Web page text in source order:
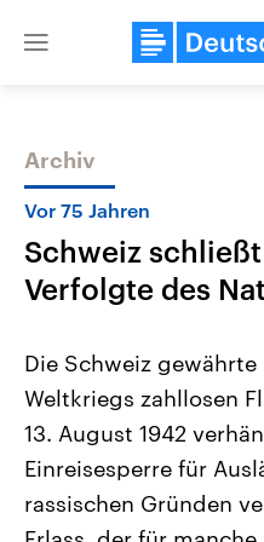
Close
Themen
Landtagswahl Sachsen-
2026
Alle Informationen
Sachsen-Anhalt wählt am 6.
September 2026 einen
Landtag. Seit 2021 wird das
Bundesland von einer
Archiv
Vor 75 Jahren
Schweiz
Verfolgte des
Die Schweiz
Weltkriegs zahllosen
13. August 1942
Einreisesperre für
rassischen Gründen